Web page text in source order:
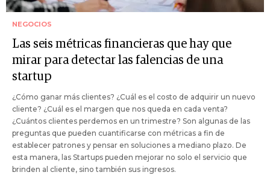
NEGOCIOS
Las seis métricas financieras que hay que
mirar para detectar las falencias de una
startup
¿Cómo ganar más clientes? ¿Cuál es el costo de adquirir un nuevo
cliente? ¿Cuál es el margen que nos queda en cada venta?
¿Cuántos clientes perdemos en un trimestre? Son algunas de las
preguntas que pueden cuantificarse con métricas a fin de
establecer patrones y pensar en soluciones a mediano plazo. De
esta manera, las Startups pueden mejorar no solo el servicio que
brinden al cliente, sino también sus ingresos.